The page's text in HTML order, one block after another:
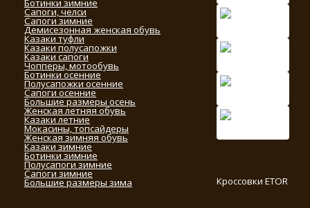
Ботинки зимние
Сапоги, челси
Сапоги зимние
Демисезонная женская обувь
Казаки туфли
Казаки полусапожки
Казаки сапоги
Чопперы, мотообувь
Ботинки осенние
Полусапожки осенние
Сапоги осенние
Большие размеры осень
Женская летняя обувь
Казаки летние
Мокасины, топсайдеры
Женская зимняя обувь
Казаки зимние
Ботинки зимние
Полусапоги зимние
Сапоги зимние
Большие размеры зима Кроссовки ETOR